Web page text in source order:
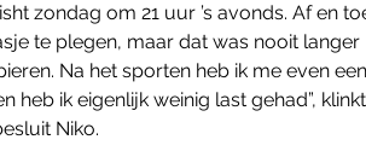
zondag om 21 uur ’s avonds. Af en
te plegen, maar dat was nooit langer
Na het sporten heb ik me even een
heb ik eigenlijk weinig last gehad”, klinkt
Niko.